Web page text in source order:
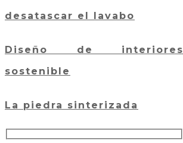
desatascar el lavabo
Diseño de interiores
sostenible
La piedra sinterizada